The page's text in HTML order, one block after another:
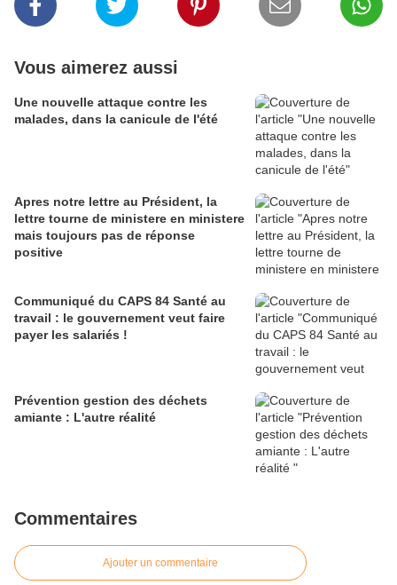
Vous aimerez aussi
Une nouvelle attaque contre les
malades, dans la canicule de l'été
Apres notre lettre au Président, la
lettre tourne de ministere en ministere
mais toujours pas de réponse
positive
Communiqué du CAPS 84 Santé au
travail : le gouvernement veut faire
payer les salariés !
Prévention gestion des déchets
amiante : L'autre réalité
Commentaires
Ajouter un commentaire